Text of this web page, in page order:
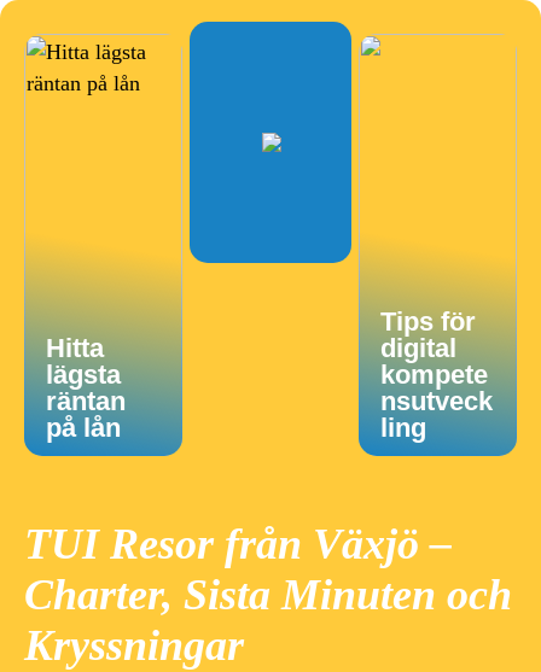
Hitta
lägsta
räntan
på lån
Tips för
digital
kompete
nsutveck
ling
TUI Resor från Växjö –
Charter, Sista Minuten och
Kryssningar